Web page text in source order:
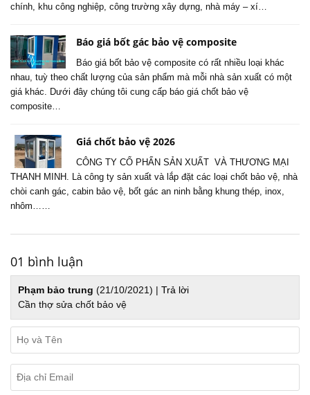
chính, khu công nghiệp, công trường xây dựng, nhà máy – xí…
Báo giá bốt gác bảo vệ composite
Báo giá bốt bảo vệ composite có rất nhiều loại khác
nhau, tuỳ theo chất lượng của sản phẩm mà mỗi nhà sản xuất có một
giá khác. Dưới đây chúng tôi cung cấp báo giá chốt bảo vệ
composite…
Giá chốt bảo vệ 2026
CÔNG TY CỔ PHẨN SẢN XUẤT VÀ THƯƠNG MẠI
THANH MINH. Là công ty sản xuất và lắp đặt các loại chốt bảo vệ, nhà
chòi canh gác, cabin bảo vệ, bốt gác an ninh bằng khung thép, inox,
nhôm……
01 bình luận
Phạm bảo trung (21/10/2021) | Trả lời
Cần thợ sửa chốt bảo vệ